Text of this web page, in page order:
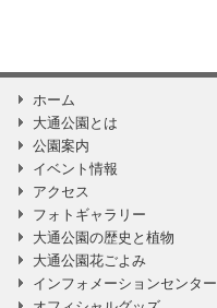
ホーム
大通公園とは
公園案内
イベント情報
アクセス
フォトギャラリー
大通公園の歴史と植物
大通公園花ごよみ
インフォメーションセンター